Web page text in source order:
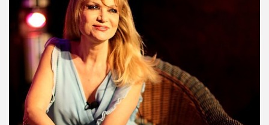
: les Mémoires du batteur de VINCE TAYLOR et
Berlin"), concert "Paradigmes" le 7 octobre 2021
(piano), concerts "Dans la peau" les 5 et 6 octobre
Berlin"), premier concert avec public du
de JACQUES DUVALL, musique de LEONARD